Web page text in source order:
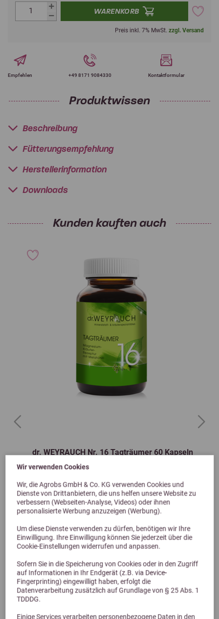
Wir verwenden Cookies
Wir, die Agrobs GmbH & Co. KG verwenden Cookies und
Dienste von Drittanbietern, die uns helfen unsere Website zu
verbessern (Webseiten-Analyse, Videos) oder ihnen
personalisierte Werbung anzuzeigen (Werbung).
Um diese Dienste verwenden zu dürfen, benötigen wir Ihre
Einwilligung. Ihre Einwilligung können Sie jederzeit über die
Cookie-Einstellungen widerrufen und anpassen.
Sofern Sie in die Speicherung von Cookies oder in den Zugriff
auf Informationen in Ihr Endgerät (z.B. via Device-
Fingerprinting) eingewilligt haben, erfolgt die
Datenverarbeitung zusätzlich auf Grundlage von § 25 Abs. 1
TDDDG.
Einige Services verarbeiten personenbezogene Daten in den
WARENKORB
Preis inkl. 7% MwSt. zzgl. Versand
Empfehlen +49 8171 9084330 Kontaktformular
Produktwissen
Beschreibung
Fütterungsempfehlung
Herstellerinformation
Downloads
Kunden kauften auch
dr. WEYRAUCH Nr. 16 Tagträumer 60 Kapseln
24,00 €
Previous Next
Alternative Produkte